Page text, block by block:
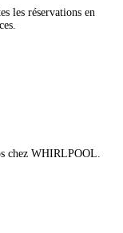
les réservations en
chez WHIRLPOOL.